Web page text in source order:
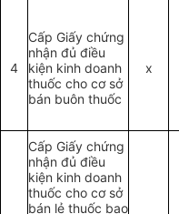
4
Cấp Giấy chứng
nhận đủ điều
kiện kinh doanh
thuốc cho cơ sở
bán buôn thuốc
x
Cấp Giấy chứng
nhận đủ điều
kiện kinh doanh
thuốc cho cơ sở
bán lẻ thuốc bao